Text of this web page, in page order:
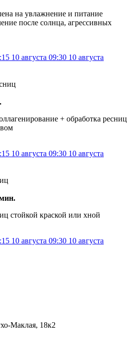
на увлажнение и питание
после солнца, агрессивных
10 августа 09:30 10 августа
+ обработка ресниц
10 августа 09:30 10 августа
стойкой краской или хной
10 августа 09:30 10 августа
Маклая, 18к2